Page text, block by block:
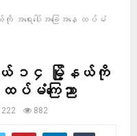
ရေးပေါ်အခြေအနေ ထပ်မံ
၁၄ မြို့နယ်ကို
ထပ်မံကြေညာ
222 882